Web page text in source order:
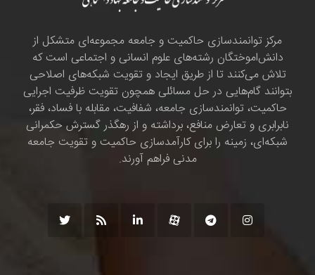
مرکز توانمندسازی حاکمیت و جامعه مجموعه‌ای متشکل از
دانش‌اموختگان رشته‌های علوم انسانی و اجتماعی است که
تلاش می‌کنند تا از طریق ایجاد و تقویت شبکه‌های اصلاحی
بتوانند گام‌هایی در حل مسائلی همچون تقویت ظرفیت اجرایی
حاکمیت، توانمندسازی جامعه، شفافیت، مقابله با فساد، فقر،
نابرابری و تعارض منافع، برداشته و از رهگذر گسترش حکمرانی
شبکه‌ای، زمینه را برای کارآمدسازی حاکمیت و تقویت جامعه
مدنی فراهم آورند.